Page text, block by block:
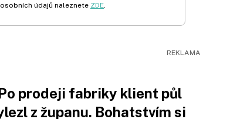
údajů naleznete ZDE
prodeji fabriky klient půl
z županu. Bohatstvím si